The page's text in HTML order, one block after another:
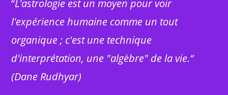
“L'astrologie est un moyen pour voir
l'expérience humaine comme un tout
organique ; c'est une technique
d'interprétation, une "algèbre" de la vie.“
(Dane Rudhyar)